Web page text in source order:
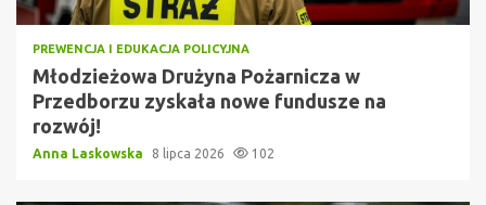
PREWENCJA I EDUKACJA POLICYJNA
Młodzieżowa Drużyna Pożarnicza w
Przedborzu zyskała nowe fundusze na
rozwój!
Anna Laskowska 8 lipca 2026 102